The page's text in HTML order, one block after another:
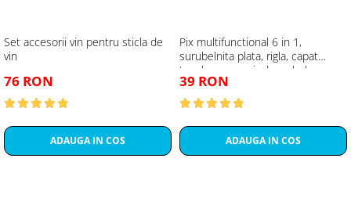
Set accesorii vin pentru sticla de
vin
76 RON
ADAUGA IN COS
Pix multifunctional 6 in 1,
surubelnita plata, rigla, capat
touchscreen, nivela cu bula
39 RON
ADAUGA IN COS